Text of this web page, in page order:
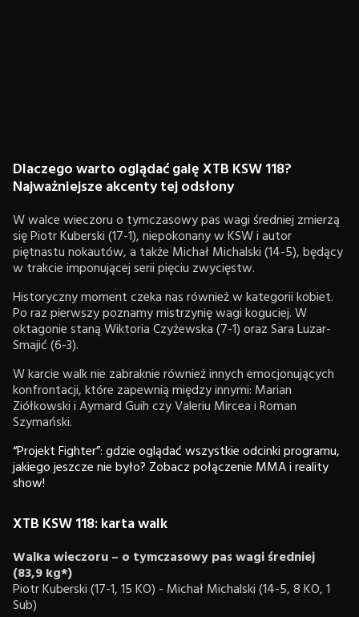
Dlaczego warto oglądać galę XTB KSW 118?
Najważniejsze akcenty tej odsłony
W walce wieczoru o tymczasowy pas wagi średniej zmierzą
się Piotr Kuberski (17-1), niepokonany w KSW i autor
piętnastu nokautów, a także Michał Michalski (14-5), będący
w trakcie imponującej serii pięciu zwycięstw.
Historyczny moment czeka nas również w kategorii kobiet.
Po raz pierwszy poznamy mistrzynię wagi koguciej. W
oktagonie staną Wiktoria Czyżewska (7-1) oraz Sara Luzar-
Smajić (6-3).
W karcie walk nie zabraknie również innych emocjonujących
konfrontacji, które zapewnią między innymi: Marian
Ziółkowski i Aymard Guih czy Valeriu Mircea i Roman
Szymański.
“Projekt Fighter”: gdzie oglądać wszystkie odcinki programu,
jakiego jeszcze nie było? Zobacz połączenie MMA i reality
show!
XTB KSW 118: karta walk
Walka wieczoru – o tymczasowy pas wagi średniej
(83,9 kg*)
Piotr Kuberski (17-1, 15 KO) - Michał Michalski (14-5, 8 KO, 1
Sub)